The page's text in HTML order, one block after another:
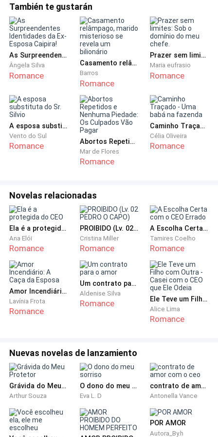
"O quê?" Sabrina ficou chocada ainda sob a chuva.
Momentos mais tarde, ela soltou um grito intenso,
"Mamãe...".
"Mamãe...cheguei atrasada, não cheguei? Não cheguei
a tempo para te salvar, não foi? A minha mãe está
morta...A minha mãe está morta..." Sabrina abraçou o
retrato do caixão da sua mãe, encolhida debaixo da
chuva, murmurando para ela mesma.
Rastejou para a porta, e começou a bater como uma
louca. "Mentiroso! Fiz o que prometi, mas você não
Toda a sua família terá uma morte
amaldiçoo, toda a sua família terá uma morte
terrível!"
Sabrina desmaiou do lado de fora da porta da
Residência Lynn.
Quando acordou, tinham passado três dias, ela
estava novamente na prisão.
três dias, e foi levada de volta à área da prisão inicial.
Algumas reclusas se aproximaram e a cercaram.
"Pensei que tinha sido solta e liberada depois de ter
sido paga, mas foi mandada de volta para a prisão
pouco depois de três dias?"
También te gustarán
As Surpreendentes Identidades da Ex-Esposa Caipira!
Ângela Silva
Romance
Casamento relâmpago, marido misterioso se revela um bilionário
Barros
Romance
Prazer sem limites: Sob o domínio do meu chefe.
Maria eufrasio
Romance
A esposa substituta do Sr. Silvio
Vento do Sul
Romance Abortos Repetidos e Nenhuma Piedade: Os Culpados Vão Pagar
Mar de Flores
Romance
Caminho Traçado - Uma babá na fazenda
Célia Oliveira
Romance
Novelas relacionadas
Ela é a protegida do CEO
Ana Elói
Romance
PROIBIDO (Lv. 02 PEDRO O CAPO)
Cristina Miller
Romance
A Escolha Certa com o CEO Errado
Tamires Coelho
Romance
Amor Incendiário: A Caça da Esposa
Lavínia Frota
Romance
Um contrato para o amor
Aldenise Silva
Romance Ele Teve um Filho com Outra - Casei com o CEO que Ele Odeia
Alice Lima
Romance
Nuevas novelas de lanzamiento
Grávida do Meu Protetor
Arthur Souza
O dono do meu sorriso
Eva L. D
contrato de amor com o ceo
Antonella Vance
POR AMOR
Autora_By.h